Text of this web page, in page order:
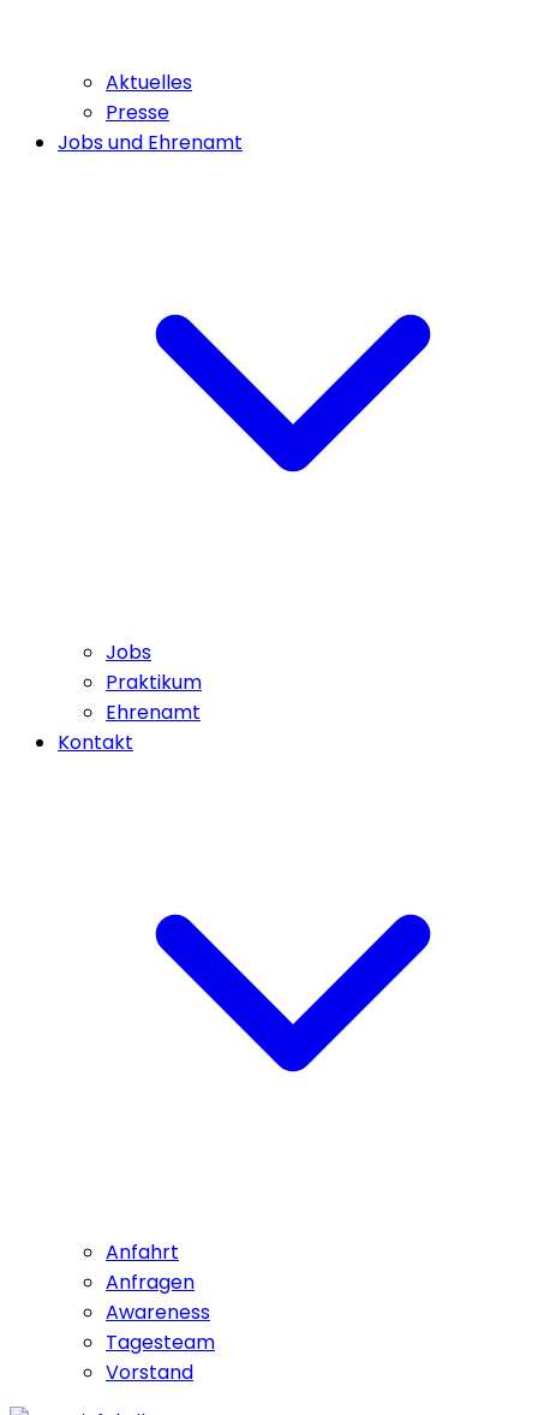
Aktuelles
Presse
Jobs und Ehrenamt
Jobs
Praktikum
Ehrenamt
Kontakt
Anfahrt
Anfragen
Awareness
Tagesteam
Vorstand